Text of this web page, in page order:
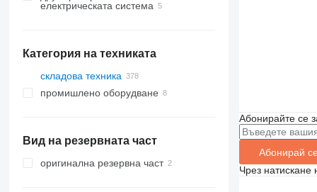
електрическата система
Категория на техниката
складова техника
мотокари
електрокари
газокари
промишлено оборудване
Вид на резервната част
оригинална резервна част
Абонирайте се
Абонирай се
Чрез натискане